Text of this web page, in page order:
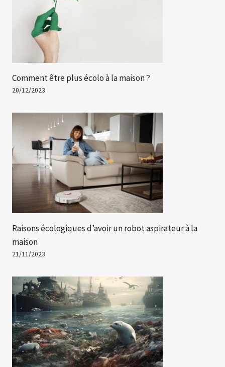
Comment être plus écolo à la maison ?
20/12/2023
Raisons écologiques d’avoir un robot aspirateur à la
maison
21/11/2023